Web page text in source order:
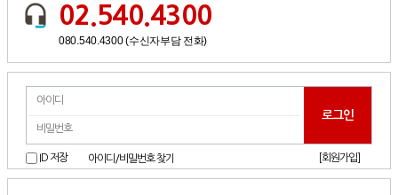
02.540.4300
080.540.4300 (수신자부담 전화)
ID 저장 아이디/비밀번호 찾기 [회원가입]